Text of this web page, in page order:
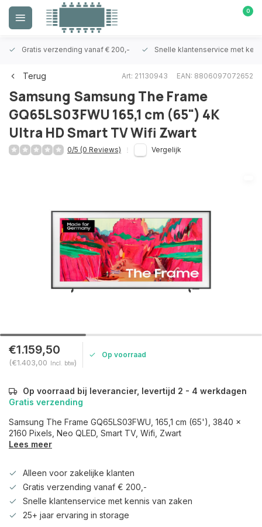
0
Gratis verzending vanaf € 200,- Snelle klantenservice met
Terug Art: 21130943 EAN: 8806097072652
Samsung Samsung The Frame
GQ65LS03FWU 165,1 cm (65") 4K
Ultra HD Smart TV Wifi Zwart
0/5 (0 Reviews) Vergelijk
€1.159,50
(€1.403,00 Incl. btw)
Op voorraad
Op voorraad bij leverancier, levertijd 2 - 4 werkdagen
Gratis verzending
Samsung The Frame GQ65LS03FWU, 165,1 cm (65'), 3840 x
2160 Pixels, Neo QLED, Smart TV, Wifi, Zwart
Lees meer
Alleen voor zakelijke klanten
Gratis verzending vanaf € 200,-
Snelle klantenservice met kennis van zaken
25+ jaar ervaring in storage